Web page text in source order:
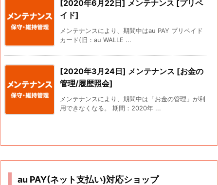
[2020年6月22日] メンテナンス [プリペ
イド]
メンテナンスにより、期間中はau PAY プリペイド
カード(旧：au WALLE ...
[2020年3月24日] メンテナンス [お金の
管理/履歴照会]
メンテナンスにより、期間中は「お金の管理」が利
用できなくなる。 期間：2020年 ...
au PAY(ネット支払い)対応ショップ